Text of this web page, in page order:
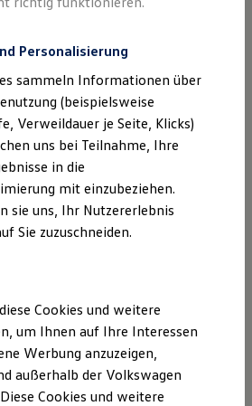
Class bei Volkswagen
finden
für Leichtmetallfelgen
hohes Maß an Sicherheit.
und hoher Grip:
Gummimischung und
oder elegant, von up!
Farben und Designs für Ihr
eine gute Rund- und
sowie eine
Personalisierung
sammeln Informationen über
(beispielsweise
Verweildauer je Seite, Klicks)
uns bei Teilnahme, Ihre
in die
mit einzubeziehen.
sie uns, Ihr Nutzererlebnis
Sie zuzuschneiden.
Cookies und weitere
um Ihnen auf Ihre Interessen
Werbung anzuzeigen,
außerhalb der Volkswagen
Cookies und weitere